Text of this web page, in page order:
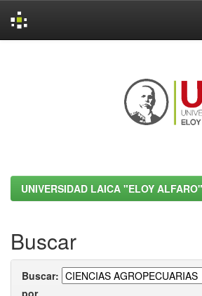
UNIVERSIDAD LAICA "ELOY
Buscar
Buscar:
por